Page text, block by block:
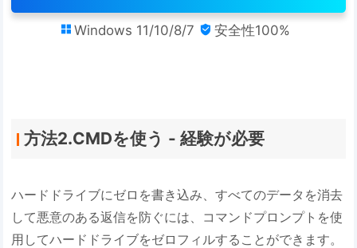
 Windows 11/10/8/7  安全性100%
方法2.CMDを使う - 経験が必要
ハードドライブにゼロを書き込み、すべてのデータを消去
して悪意のある返信を防ぐには、コマンドプロンプトを使
用してハードドライブをゼロフィルすることができます。